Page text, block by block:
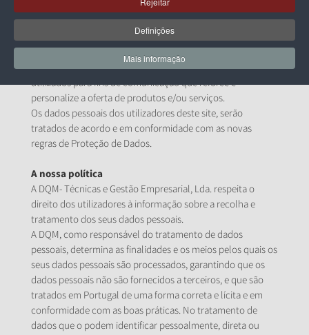
A DQM reconhece a importância de proteger os seus dados
pessoais, qualquer que seja a sua natureza. Por essa razão,
desenvolvemos um conjunto de medidas de segurança que
visam a proteção dos seus dados. Estes dados serão
guardados e tratados informaticamente, podendo ser
utilizados para fins de comunicação que reforce e
personalize a oferta de produtos e/ou serviços.
Os dados pessoais dos utilizadores deste site, serão
tratados de acordo e em conformidade com as novas
regras de Proteção de Dados.
A nossa política
A DQM- Técnicas e Gestão Empresarial, Lda. respeita o
direito dos utilizadores à informação sobre a recolha e
tratamento dos seus dados pessoais.
A DQM, como responsável do tratamento de dados
pessoais, determina as finalidades e os meios pelos quais os
seus dados pessoais são processados, garantindo que os
dados pessoais não são fornecidos a terceiros, e que são
tratados em Portugal de uma forma correta e lícita e em
conformidade com as boas práticas. No tratamento de
dados que o podem identificar pessoalmente, direta ou
Definições
Mais informação